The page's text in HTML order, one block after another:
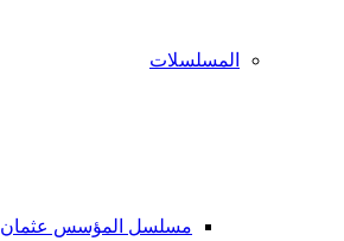
المسلسلات
مسلسل المؤسس عثمان